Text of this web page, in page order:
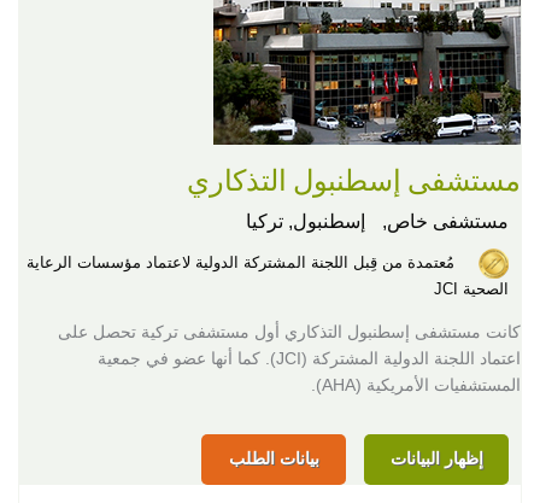
مستشفى إسطنبول التذكاري
مستشفى خاص, إسطنبول, تركيا
مُعتمدة من قِبل اللجنة المشتركة الدولية لاعتماد مؤسسات الرعاية
الصحية JCI
كانت مستشفى إسطنبول التذكاري أول مستشفى تركية تحصل على
اعتماد اللجنة الدولية المشتركة (JCI). كما أنها عضو في جمعية
المستشفيات الأمريكية (AHA).
إظهار البيانات بيانات الطلب